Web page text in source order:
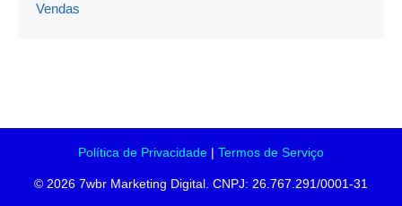
Vendas
Política de Privacidade | Termos de Serviço
© 2026 7wbr Marketing Digital. CNPJ: 26.767.291/0001-31